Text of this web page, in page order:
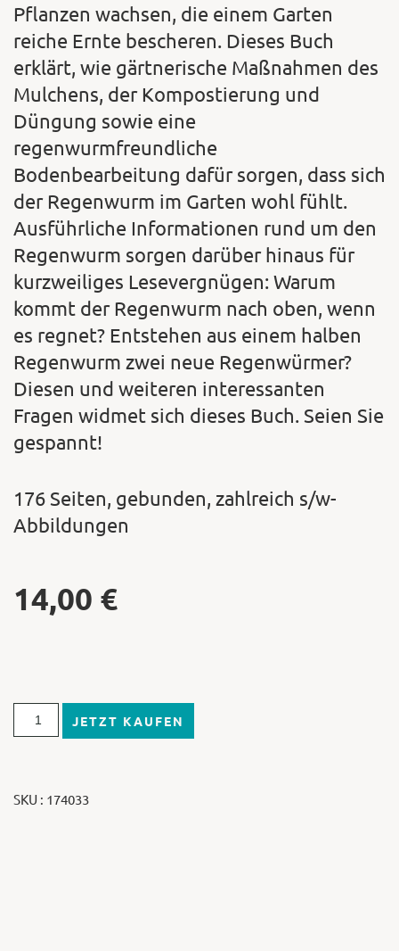
Pflanzen wachsen, die einem Garten
reiche Ernte bescheren. Dieses Buch
erklärt, wie gärtnerische Maßnahmen des
Mulchens, der Kompostierung und
Düngung sowie eine
regenwurmfreundliche
Bodenbearbeitung dafür sorgen, dass sich
der Regenwurm im Garten wohl fühlt.
Ausführliche Informationen rund um den
Regenwurm sorgen darüber hinaus für
kurzweiliges Lesevergnügen: Warum
kommt der Regenwurm nach oben, wenn
es regnet? Entstehen aus einem halben
Regenwurm zwei neue Regenwürmer?
Diesen und weiteren interessanten
Fragen widmet sich dieses Buch. Seien Sie
gespannt!
176 Seiten, gebunden, zahlreich s/w-
Abbildungen
14,00 €
JETZT KAUFEN
SKU : 174033